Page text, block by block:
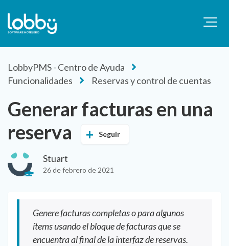
LobbyPMS - Centro de Ayuda
Funcionalidades
Reservas y control de cuentas
Generar facturas en una
reserva
Seguir
Stuart
26 de febrero de 2021
Genere facturas completas o para algunos
ítems usando el bloque de facturas que se
encuentra al final de la interfaz de reservas.